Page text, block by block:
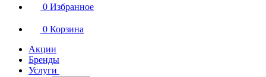
0 Избранное
0 Корзина
Акции
Бренды
Услуги